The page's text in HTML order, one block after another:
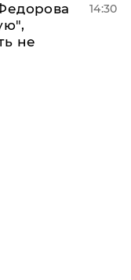
не
14:30